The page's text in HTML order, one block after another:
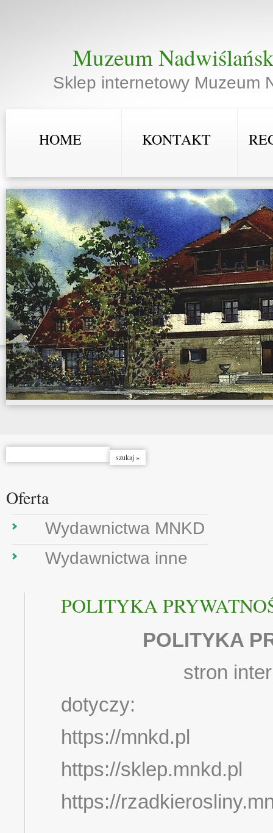
Muzeum
Sklep internetowy Muzeum
HOME KONTAKT
Oferta
Wydawnictwa MNKD
Wydawnictwa inne
POLITYKA
POLITYKA
stron
dotyczy:
https://mnkd.pl
https://sklep.mnkd.pl
https://